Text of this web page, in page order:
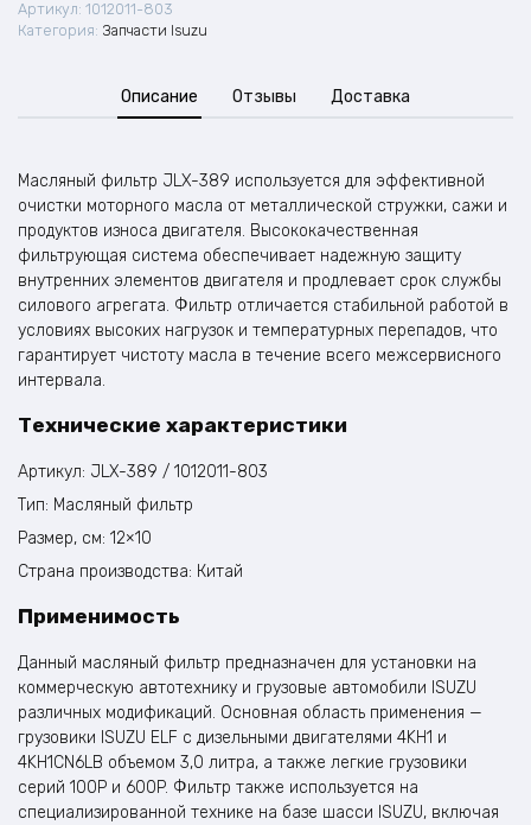
Артикул: 1012011-803
Категория: Запчасти Isuzu
Описание Отзывы Доставка
Масляный фильтр JLX-389 используется для эффективной
очистки моторного масла от металлической стружки, сажи и
продуктов износа двигателя. Высококачественная
фильтрующая система обеспечивает надежную защиту
внутренних элементов двигателя и продлевает срок службы
силового агрегата. Фильтр отличается стабильной работой в
условиях высоких нагрузок и температурных перепадов, что
гарантирует чистоту масла в течение всего межсервисного
интервала.​
Технические характеристики
Артикул: JLX-389 / 1012011-803​
Тип: Масляный фильтр​
Размер, см: 12×10
Страна производства: Китай​
Применимость
Данный масляный фильтр предназначен для установки на
коммерческую автотехнику и грузовые автомобили ISUZU
различных модификаций. Основная область применения —
грузовики ISUZU ELF с дизельными двигателями 4KH1 и
4KH1CN6LB объемом 3,0 литра, а также легкие грузовики
серий 100P и 600P. Фильтр также используется на
специализированной технике на базе шасси ISUZU, включая